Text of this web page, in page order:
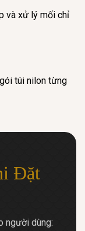
và xử lý mối chỉ
túi nilon từng
Đặt
người dùng: